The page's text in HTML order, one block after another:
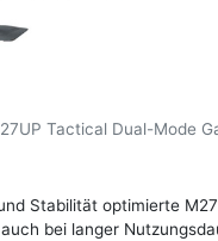
Tactical Dual-Mode
Stabilität optimierte
bei langer